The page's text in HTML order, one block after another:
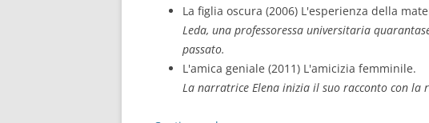
La figlia oscura (2006) L'esperienza della
Leda, una professoressa universitaria
passato.
L'amica geniale (2011) L'amicizia femminile.
La narratrice Elena inizia il suo racconto con la